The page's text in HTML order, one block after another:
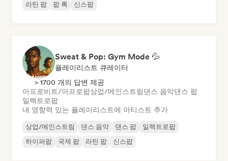
라틴 팝
팝 록 신스팝
Sweat & Pop: Gym Mode 💦
플레이리스트 큐레이터
> 1700 개의 답변 제공
아프로비트/아프로팝상업/메인스트림댄스 음악댄스 팝
일렉트로팝
내 영향력 있는 플레이리스트에 아티스트 추가
상업/메인스트림 댄스 음악 댄스 팝
일렉트로팝
하이퍼팝
국제 팝 라틴 팝 신스팝